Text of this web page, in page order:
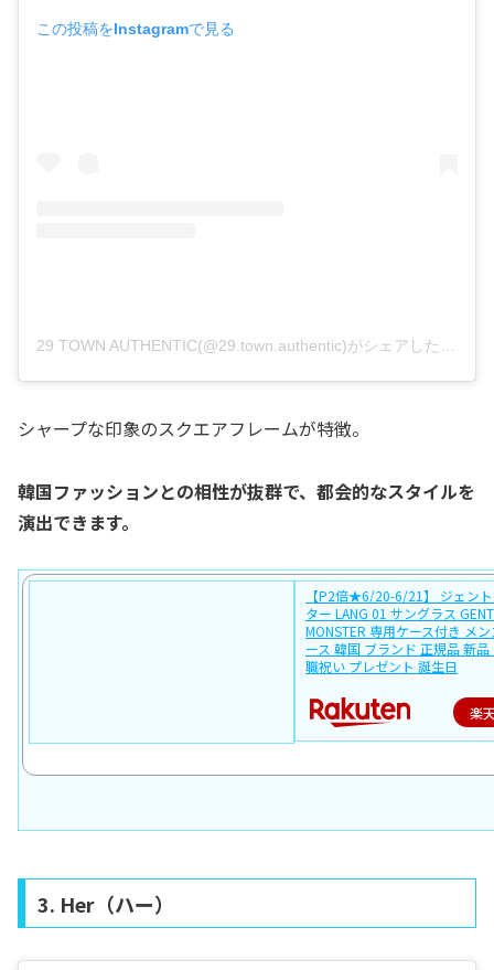
この投稿をInstagramで見る
シャープな印象のスクエアフレームが特徴。
韓国ファッションとの相性が抜群で、都会的なスタイルを
演出できます。
【P2倍★6/20-6/21】 ジェン
ター LANG 01 サングラス
MONSTER 専用ケース付き メ
ース 韓国 ブランド 正規品 新
職祝い プレゼント 誕生日
楽
3. Her（ハー）